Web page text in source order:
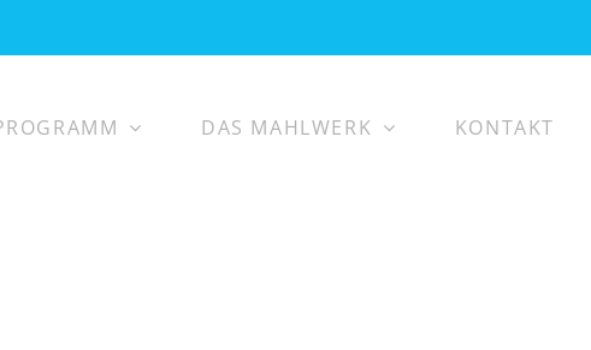
DAS MAHLWERK KONTAKT